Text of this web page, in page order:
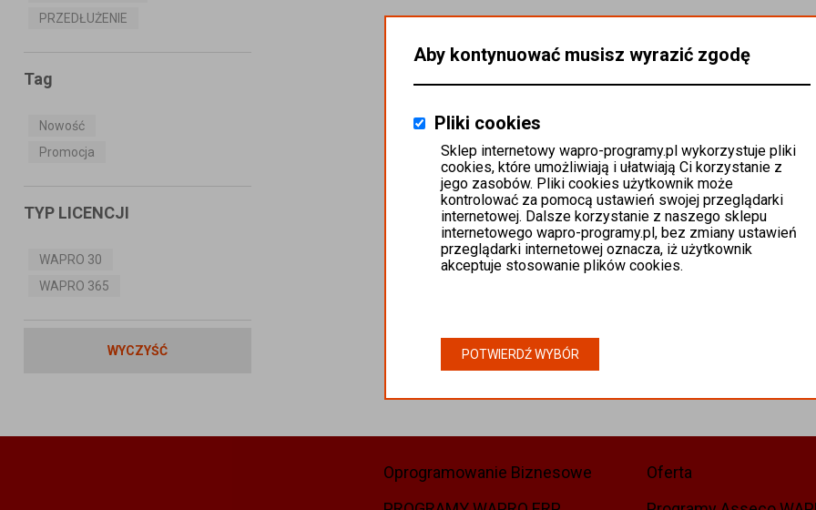
MS SYSTEMS
MISTRAL.NET Sp. z o.o
PRZEDŁUŻENIE
Tag
Nowość
Promocja
TYP LICENCJI
WAPRO 30
WAPRO 365
WYCZYŚĆ
Oprogramowanie Biznesowe
Oferta
Aby kontynuować musisz wyrazić zgodę
Pliki cookies
Sklep internetowy wapro-programy.pl wykorzystuje pliki
cookies, które umożliwiają i ułatwiają Ci korzystanie z
jego zasobów. Pliki cookies użytkownik może
kontrolować za pomocą ustawień swojej przeglądarki
internetowej. Dalsze korzystanie z naszego sklepu
internetowego wapro-programy.pl, bez zmiany ustawień
przeglądarki internetowej oznacza, iż użytkownik
akceptuje stosowanie plików cookies.
POTWIERDŹ WYBÓR